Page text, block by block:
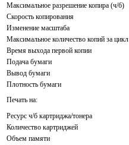
Максимальное разрешение копира (ч/б)
Скорость копирования
Изменение масштаба
Максимальное количество копий за цикл
Время выхода первой копии
Подача бумаги
Вывод бумаги
Плотность бумаги
Печать на:
Ресурс ч/б картриджа/тонера
Количество картриджей
Объем памяти